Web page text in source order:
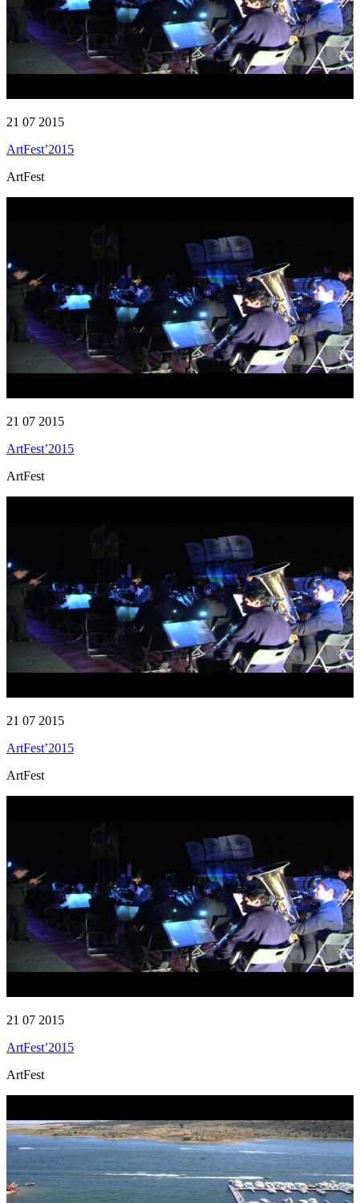
21 07 2015
ArtFest’2015
ArtFest
21 07 2015
ArtFest’2015
ArtFest
21 07 2015
ArtFest’2015
ArtFest
21 07 2015
ArtFest’2015
ArtFest